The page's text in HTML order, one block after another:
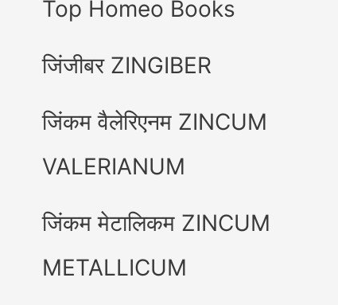
Top Homeo Books
जिंजीबर ZINGIBER
जिंकम वैलेरिएनम ZINCUM
VALERIANUM
जिंकम मेटालिकम ZINCUM
METALLICUM